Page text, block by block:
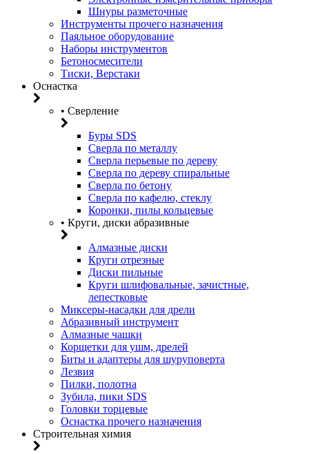
Шнуры разметочные
Инструменты прочего назначения
Паяльное оборудование
Наборы инструментов
Бетоносмесители
Тиски, Верстаки
Оснастка
• Сверление
Буры SDS
Сверла по металлу
Сверла перьевые по дереву
Сверла по дереву спиральные
Сверла по бетону
Сверла по кафелю, стеклу
Коронки, пилы кольцевые
• Круги, диски абразивные
Алмазные диски
Круги отрезные
Диски пильные
Круги шлифовальные, зачистные,
лепестковые
Миксеры-насадки для дрели
Абразивный инструмент
Алмазные чашки
Корщетки для ушм, дрелей
Биты и адаптеры для шуруповерта
Лезвия
Пилки, полотна
Зубила, пики SDS
Головки торцевые
Оснастка прочего назначения
Строительная химия